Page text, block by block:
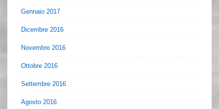
Gennaio 2017
Dicembre 2016
Novembre 2016
Ottobre 2016
Settembre 2016
Agosto 2016